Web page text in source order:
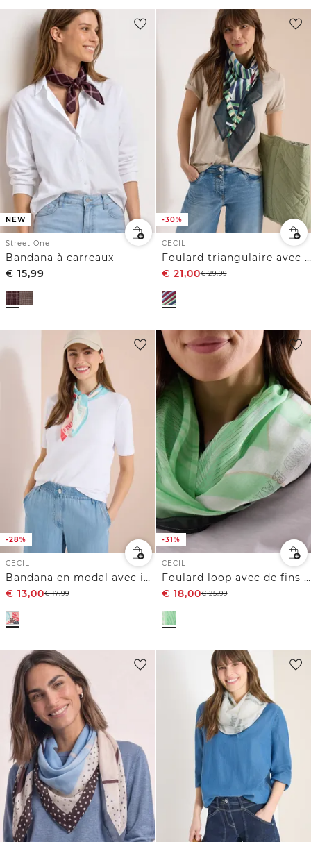
NEW
Street One
Bandana à carreaux
€ 15,99
-30%
CECIL
Foulard triangulaire avec motif graphique
€ 21,00€29,99
-28%
CECIL
Bandana en modal avec imprimé
€ 13,00€17,99
-31%
CECIL
Foulard loop avec de fins détails filmés
€ 18,00€25,99